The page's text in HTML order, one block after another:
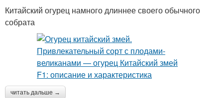
Китайский огурец намного длиннее своего обычного
собрата
читать дальше →